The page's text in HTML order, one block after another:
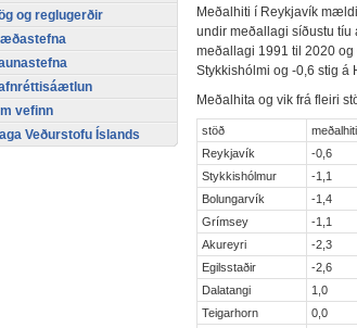
Meðalhiti í Reykjavík
undir meðallagi síðustu tíu
meðallagi 1991 til 2020
Stykkishólmi og -0,6 stig á
Meðalhita og vik frá fleiri
stöð
Reykjavík
-0,6
Stykkishólmur
-1,1
Bolungarvík
-1,4
Grímsey
-1,1
Akureyri
-2,3
Egilsstaðir
-2,6
Dalatangi
1,0
Teigarhorn
0,0
og reglugerðir
vefinn
Veðurstofu Íslands